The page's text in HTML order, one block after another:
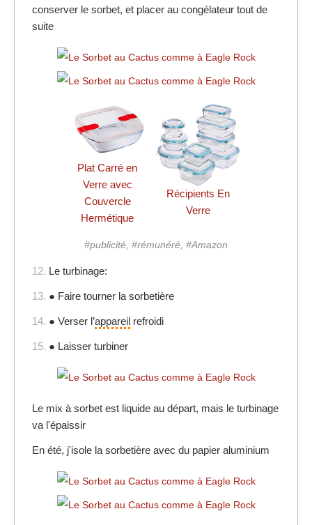
conserver le sorbet, et placer au congélateur tout de
suite
Plat Carré en
Verre avec
Couvercle
Hermétique
Récipients En
Verre
#publicité, #rémunéré, #Amazon
12. Le turbinage:
13. ● Faire tourner la sorbetière
14. ● Verser l’appareil refroidi
15. ● Laisser turbiner
Le mix à sorbet est liquide au départ, mais le turbinage
va l'épaissir
En été, j'isole la sorbetière avec du papier aluminium